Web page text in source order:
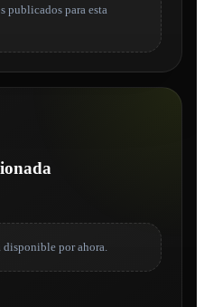
publicados para esta
por ahora.